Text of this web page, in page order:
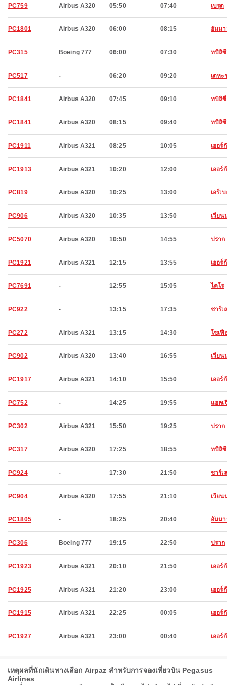
PC759 Airbus A320 05:50 07:40 เบรุต
PC1801 Airbus A320 06:00 08:15 อัมม
PC315 Boeing 777 06:00 07:30 ทบิลิซี
PC517 - 06:20 09:20 เตหะ
PC1841 Airbus A320 07:45 09:10 ทบิลิซี
PC1841 Airbus A320 08:15 09:40 ทบิลิซี
PC1911 Airbus A321 08:25 10:05 เออร์
PC1913 Airbus A321 10:20 12:00 เออร์
PC819 Airbus A320 10:25 13:00 เอร์เ
PC906 Airbus A320 10:35 13:50 เวียน
PC5070 Airbus A320 10:50 14:55 ปราก
PC1921 Airbus A321 12:15 13:55 เออร์
PC7691 - 12:55 15:05 ไคโร
PC922 - 13:15 17:35 ชาร์เ
PC272 Airbus A321 13:15 14:30 โซเฟี
PC902 Airbus A320 13:40 16:55 เวียน
PC1917 Airbus A321 14:10 15:50 เออร์
PC752 - 14:25 19:55 แอลเ
PC302 Airbus A321 15:50 19:25 ปราก
PC317 Airbus A320 17:25 18:55 ทบิลิซี
PC924 - 17:30 21:50 ชาร์เ
PC904 Airbus A320 17:55 21:10 เวียน
PC1805 - 18:25 20:40 อัมม
PC306 Boeing 777 19:15 22:50 ปราก
PC1923 Airbus A321 20:10 21:50 เออร์
PC1925 Airbus A321 21:20 23:00 เออร์
PC1915 Airbus A321 22:25 00:05 เออร์
PC1927 Airbus A321 23:00 00:40 เออร์
เหตุผลที่นักเดินทางเลือก Airpaz สำหรับการจองเที่ยวบิน Pegasus
Airlines